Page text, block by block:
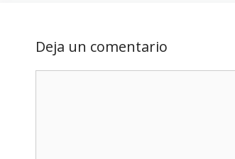
Deja un comentario